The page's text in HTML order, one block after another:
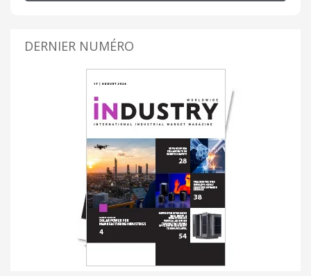
DERNIER NUMÉRO